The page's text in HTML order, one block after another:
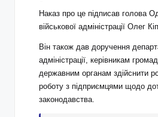
Наказ про це підписав голова
військової адміністрації Олег
Він також дав доручення
адміністрації, керівникам
державним органам здійснити
роботу з підприємцями щодо
законодавства.